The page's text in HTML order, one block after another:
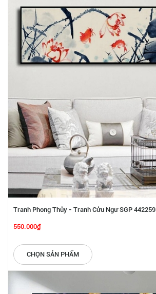
Tranh Phong Thủy - Tranh Cửu Ngư SGP 442259
550.000₫
CHỌN SẢN PHẨM